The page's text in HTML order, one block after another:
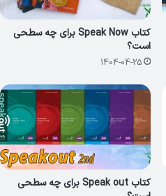
کتاب Speak Now برای چه سطحی
است؟
1404-04-25
کتاب Speak out برای چه سطحی